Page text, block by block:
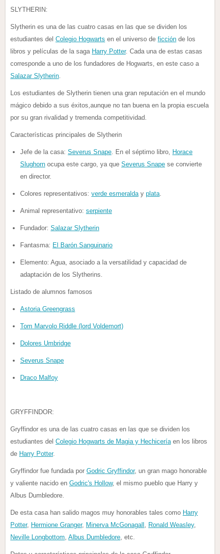
SLYTHERIN:
Slytherin es una de las cuatro casas en las que se dividen los
estudiantes del Colegio Hogwarts en el universo de ficción de los
libros y películas de la saga Harry Potter. Cada una de estas casas
corresponde a uno de los fundadores de Hogwarts, en este caso a
Salazar Slytherin
Los estudiantes de Slytherin tienen una gran reputación en el mundo
mágico debido a sus éxitos,aunque no tan buena en la propia escuela
por su gran rivalidad y tremenda competitividad.
Características principales de Slytherin
Jefe de la casa: Severus Snape . En el séptimo libro, Horace
Slughorn ocupa este cargo, ya que Severus Snape se convierte
en director.
Colores representativos: verde esmeralda y plata
Animal representativo: serpiente
Fundador: Salazar Slytherin
Fantasma: El Barón Sanguinario
Elemento: Agua, asociado a la versatilidad y capacidad de
adaptación de los Slytherins.
Listado de alumnos famosos
Astoria Greengrass
Tom Marvolo Riddle (lord Voldemort)
Dolores Umbridge
Severus Snape
Draco Malfoy
GRYFFINDOR:
Gryffindor es una de las cuatro casas en las que se dividen los
estudiantes del Colegio Hogwarts de Magia y Hechicería en los libros
de Harry Potter.
Gryffindor fue fundada por Godric Gryffindor, un gran mago honorable
y valiente nacido en Godric's Hollow, el mismo pueblo que Harry y
Albus Dumbledore.
De esta casa han salido magos muy honorables tales como Harry
Potter, Hermione Granger, Minerva McGonagall Ronald Weasley,
Neville Longbottom Albus Dumbledore , etc.